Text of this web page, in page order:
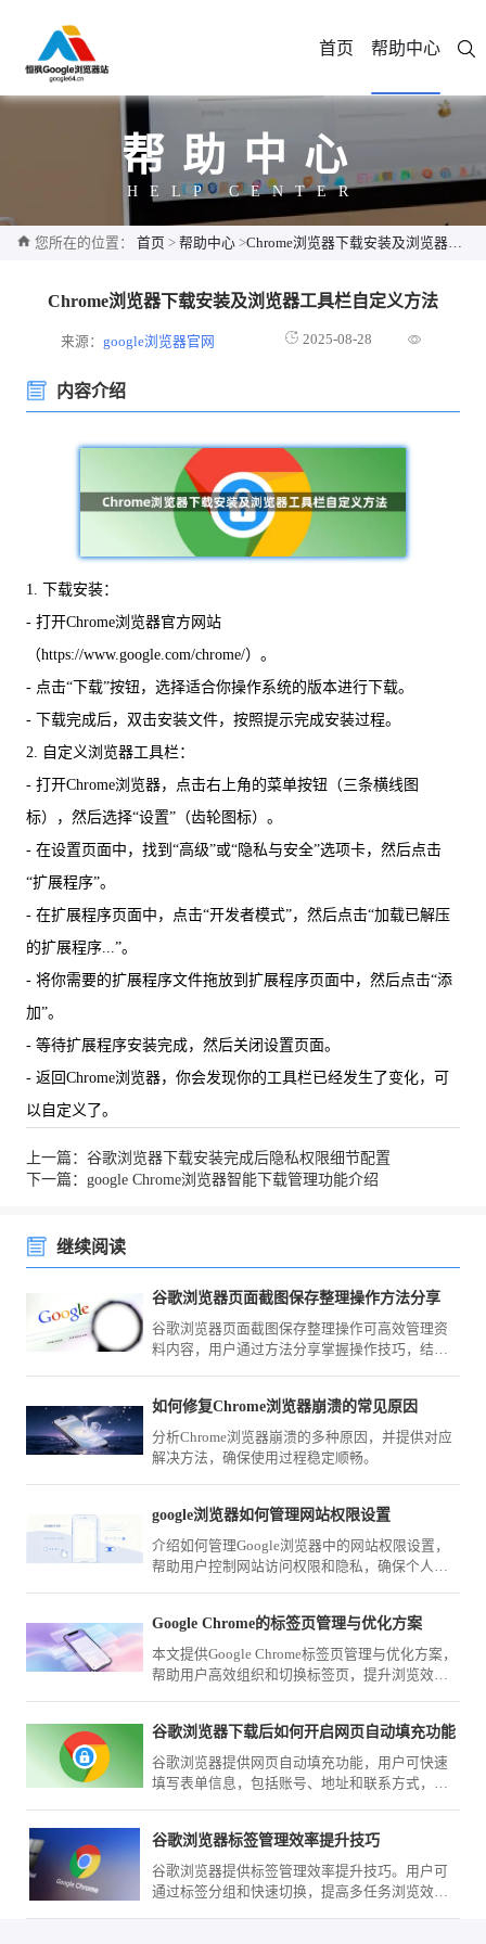
首页 帮助中心
帮助中心
HELP CENTER
您所在的位置： 首页 > 帮助中心 >Chrome浏览器下载安装及浏览器工具栏自定义方法
Chrome浏览器下载安装及浏览器工具栏自定义方法
来源：google浏览器官网 2025-08-28
内容介绍
1. 下载安装：
- 打开Chrome浏览器官方网站
（https://www.google.com/chrome/）。
- 点击“下载”按钮，选择适合你操作系统的版本进行下载。
- 下载完成后，双击安装文件，按照提示完成安装过程。
2. 自定义浏览器工具栏：
- 打开Chrome浏览器，点击右上角的菜单按钮（三条横线图
标），然后选择“设置”（齿轮图标）。
- 在设置页面中，找到“高级”或“隐私与安全”选项卡，然后点击
“扩展程序”。
- 在扩展程序页面中，点击“开发者模式”，然后点击“加载已解压
的扩展程序...”。
- 将你需要的扩展程序文件拖放到扩展程序页面中，然后点击“添
加”。
- 等待扩展程序安装完成，然后关闭设置页面。
- 返回Chrome浏览器，你会发现你的工具栏已经发生了变化，可
以自定义了。
上一篇：谷歌浏览器下载安装完成后隐私权限细节配置
下一篇：google Chrome浏览器智能下载管理功能介绍
继续阅读
谷歌浏览器页面截图保存整理操作方法分享
谷歌浏览器页面截图保存整理操作可高效管理资
料内容，用户通过方法分享掌握操作技巧，结合
如何修复Chrome浏览器崩溃的常见原因
分析Chrome浏览器崩溃的多种原因，并提供对应
解决方法，确保使用过程稳定顺畅。
google浏览器如何管理网站权限设置
介绍如何管理Google浏览器中的网站权限设置，
帮助用户控制网站访问权限和隐私，确保个人信
Google Chrome的标签页管理与优化方案
本文提供Google Chrome标签页管理与优化方案，
帮助用户高效组织和切换标签页，提升浏览效
谷歌浏览器下载后如何开启网页自动填充功能
谷歌浏览器提供网页自动填充功能，用户可快速
填写表单信息，包括账号、地址和联系方式，提
谷歌浏览器标签管理效率提升技巧
谷歌浏览器提供标签管理效率提升技巧。用户可
通过标签分组和快速切换，提高多任务浏览效